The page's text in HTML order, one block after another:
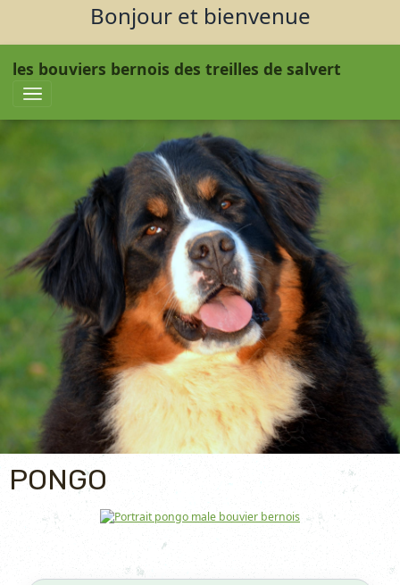
Bonjour et bienvenue
les bouviers bernois des treilles de salvert
PONGO